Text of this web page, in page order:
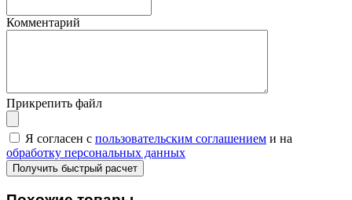
Комментарий
Прикрепить файл
Я согласен с пользовательским соглашением и на
обработку персональных данных